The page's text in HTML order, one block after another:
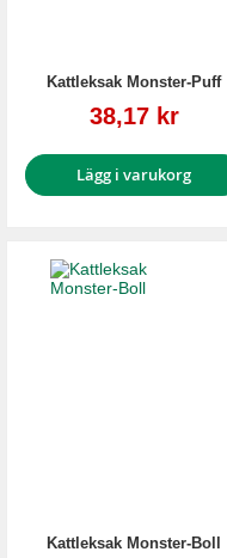
Kattleksak Monster-Puff
Reapris
38,17 kr
Lägg i varukorg
Kattleksak Monster-Boll